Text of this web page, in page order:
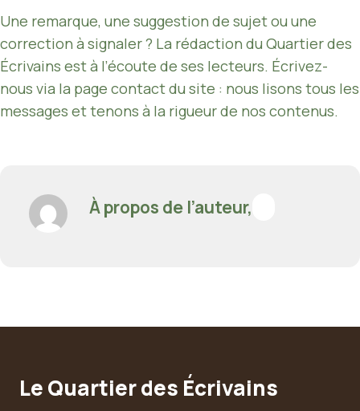
Une remarque, une suggestion de sujet ou une
correction à signaler ? La rédaction du Quartier des
Écrivains est à l’écoute de ses lecteurs. Écrivez-
nous via la page contact du site : nous lisons tous les
messages et tenons à la rigueur de nos contenus.
À propos de l’auteur,
Le Quartier des Écrivains